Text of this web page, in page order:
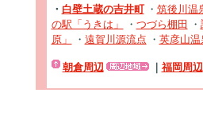
・ 白壁土蔵の吉井町・ 筑後川温
の駅「うきは」
・ つづら棚田 ・
原」
・ 遠賀川源流点 ・ 英彦山温
朝倉周辺 福岡周辺